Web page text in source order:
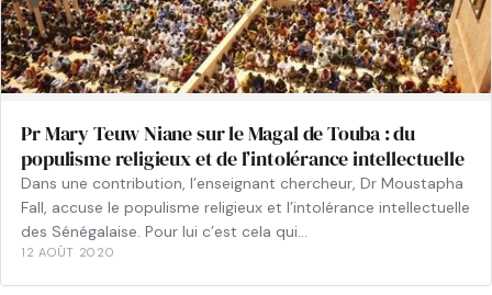
Pr Mary Teuw Niane sur le Magal de Touba : du
populisme religieux et de l’intolérance intellectuelle
Dans une contribution, l’enseignant chercheur, Dr Moustapha
Fall, accuse le populisme religieux et l’intolérance intellectuelle
des Sénégalaise. Pour lui c’est cela qui…
12 AOÛT 2020